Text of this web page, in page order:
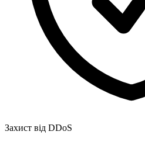
Захист від DDoS